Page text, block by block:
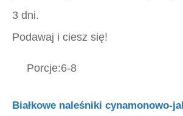
3 dni.
Podawaj i ciesz się!
Porcje:6-8
Białkowe naleśniki cynamonowo-